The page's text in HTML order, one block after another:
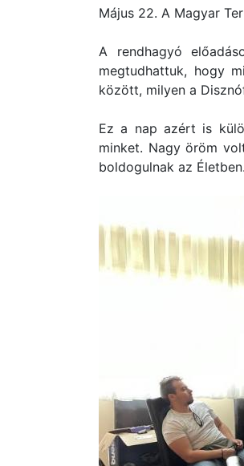
Május 22. A Magyar
A rendhagyó
megtudhattuk, hogy
között, milyen a
Ez a nap azért is
minket. Nagy öröm
boldogulnak az Életben.